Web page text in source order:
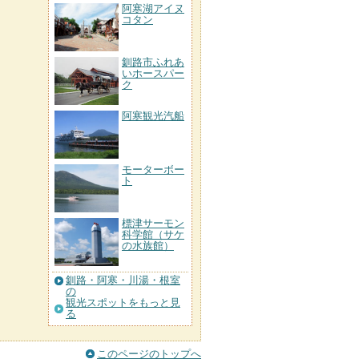
阿寒湖アイヌ
コタン
釧路市ふれあ
いホースパー
ク
阿寒観光汽船
モーターボー
ト
標津サーモン
科学館（サケ
の水族館）
釧路・阿寒・川湯・根室
の
観光スポットをもっと見
る
このページのトップへ